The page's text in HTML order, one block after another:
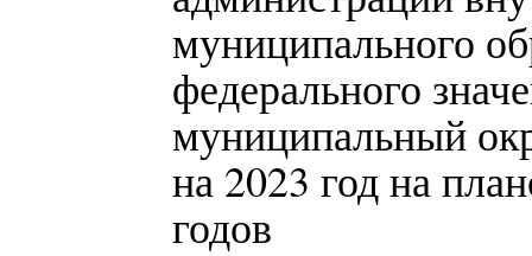
муниципального
федерального
муниципальный
на 2023 год на
годов